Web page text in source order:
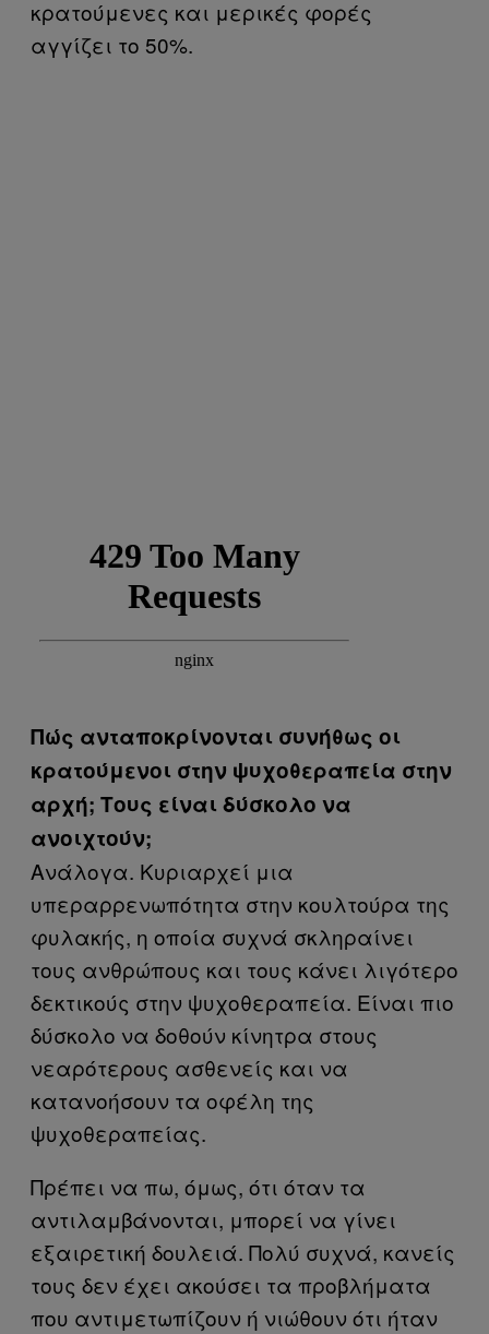
κρατούμενες και μερικές φορές
αγγίζει το 50%.
Πώς ανταποκρίνονται συνήθως οι
κρατούμενοι στην ψυχοθεραπεία στην
αρχή; Τους είναι δύσκολο να
ανοιχτούν;
Ανάλογα. Κυριαρχεί μια
υπεραρρενωπότητα στην κουλτούρα της
φυλακής, η οποία συχνά σκληραίνει
τους ανθρώπους και τους κάνει λιγότερο
δεκτικούς στην ψυχοθεραπεία. Είναι πιο
δύσκολο να δοθούν κίνητρα στους
νεαρότερους ασθενείς και να
κατανοήσουν τα οφέλη της
ψυχοθεραπείας.
Πρέπει να πω, όμως, ότι όταν τα
αντιλαμβάνονται, μπορεί να γίνει
εξαιρετική δουλειά. Πολύ συχνά, κανείς
τους δεν έχει ακούσει τα προβλήματα
που αντιμετωπίζουν ή νιώθουν ότι ήταν